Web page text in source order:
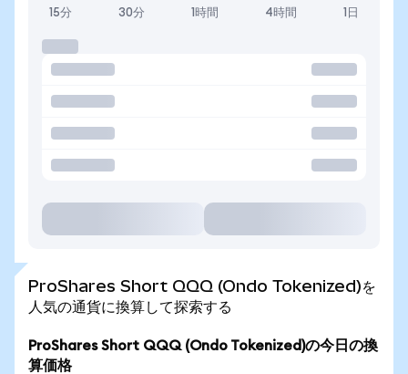
15分 30分 1時間 4時間 1日
ProShares Short QQQ (Ondo Tokenized)を
人気の通貨に換算して探索する
ProShares Short QQQ (Ondo Tokenized)の今日の換
算価格